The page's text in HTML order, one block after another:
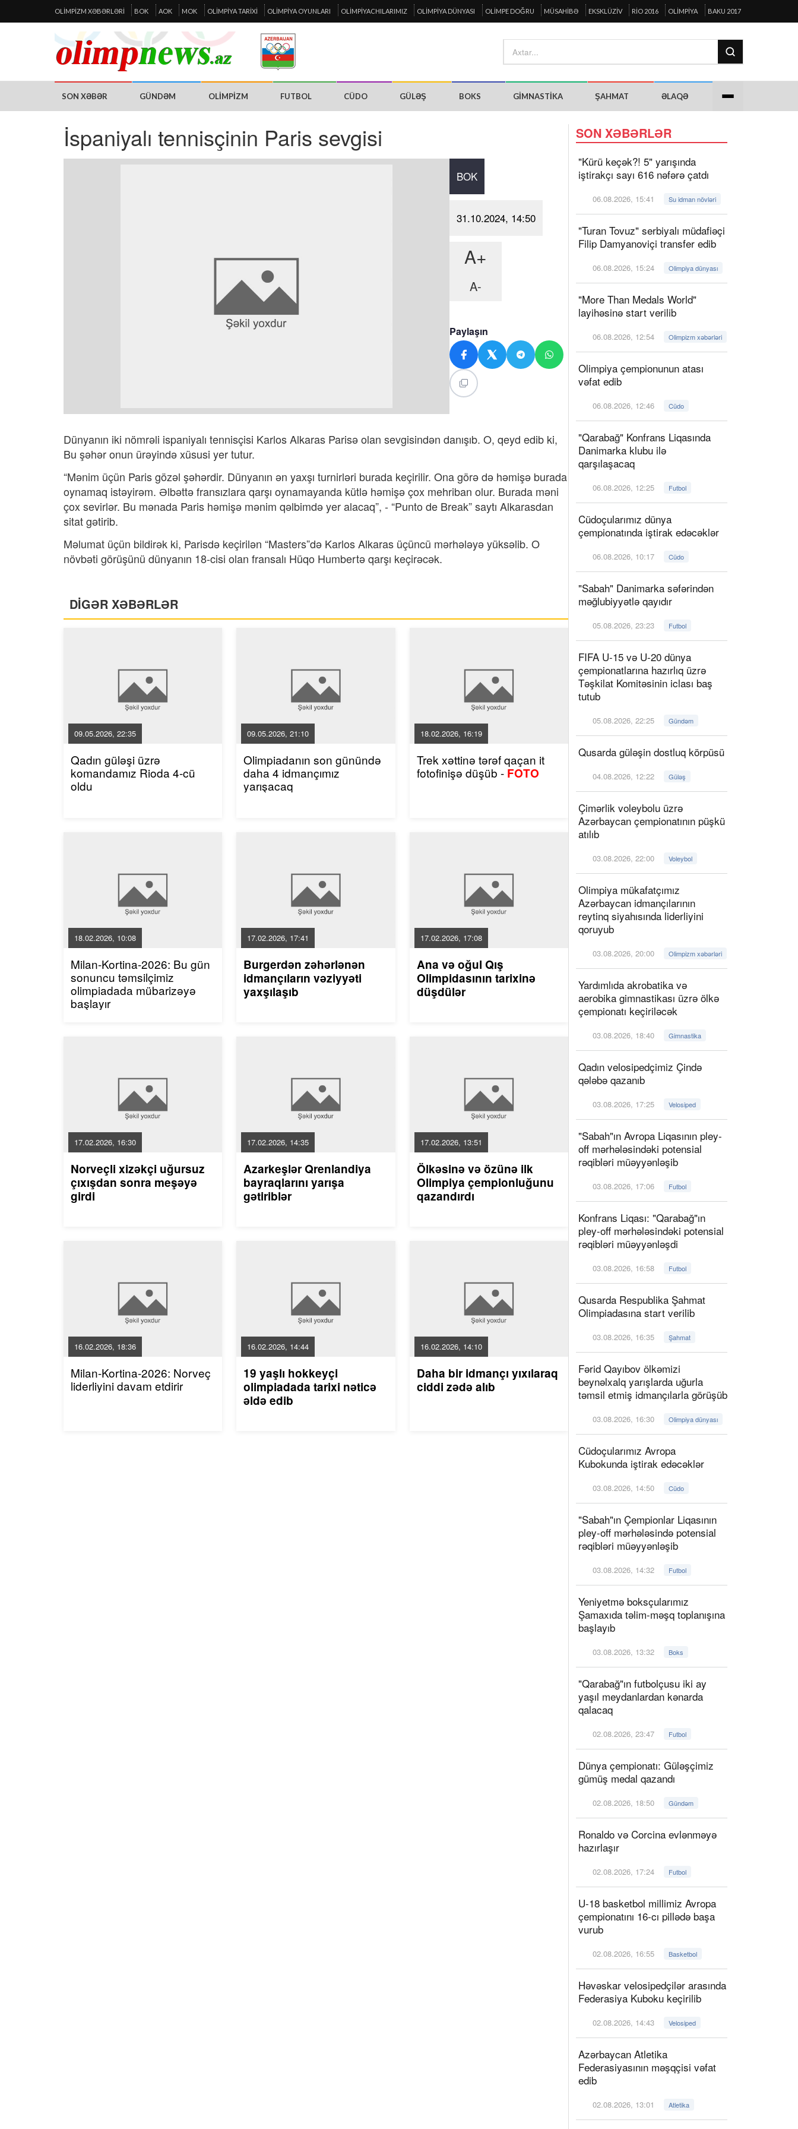
OLIMPIZM XƏBƏRLƏRI BOK AOK MOK OLIMPIYA TARIXI OLIMPIYA OYUNLARI OLIMPIYACHILARIMIZ OLIMPIYA DÜNYASI OLIMPE DOĞRU MÜSAHIBƏ EKSKLÜZIV RIO 2016 OLIMPIYA BAKU 2017
SON XƏBƏR GÜNDƏM OLIMPIZM FUTBOL CÜDO GÜLƏŞ BOKS GIMNASTIKA ŞAHMAT ƏLAQƏ
İspaniyalı tennisçinin Paris sevgisi
BOK
31.10.2024, 14:50
A+
A-
Paylaşın
Dünyanın iki nömrəli ispaniyalı tennisçisi Karlos Alkaras Parisə olan sevgisindən danışıb. O, qeyd edib ki,
Bu şəhər onun ürəyində xüsusi yer tutur.
“Mənim üçün Paris gözəl şəhərdir. Dünyanın ən yaxşı turnirləri burada keçirilir. Ona görə də həmişə burada
oynamaq istəyirəm. Əlbəttə fransızlara qarşı oynamayanda kütlə həmişə çox mehriban olur. Burada məni
çox sevirlər. Bu mənada Paris həmişə mənim qəlbimdə yer alacaq”, - “Punto de Break” saytı Alkarasdan
sitat gətirib.
Məlumat üçün bildirək ki, Parisdə keçirilən “Masters”də Karlos Alkaras üçüncü mərhələyə yüksəlib. O
növbəti görüşünü dünyanın 18-cisi olan fransalı Hüqo Humbertə qarşı keçirəcək.
DİGƏR XƏBƏRLƏR
09.05.2026, 22:35
Qadın güləşi üzrə
komandamız Rioda 4-cü
oldu
09.05.2026, 21:10
Olimpiadanın son günündə
daha 4 idmançımız
yarışacaq
18.02.2026, 16:19
Trek xəttinə tərəf qaçan it
fotofinişə düşüb - FOTO
18.02.2026, 10:08
Milan-Kortina-2026: Bu gün
sonuncu təmsilçimiz
olimpiadada mübarizəyə
başlayır
17.02.2026, 17:41
Burgerdən zəhərlənən
idmançıların vəziyyəti
yaxşılaşıb
17.02.2026, 17:08
Ana və oğul Qış
Olimpidasının tarixinə
düşdülər
17.02.2026, 16:30
Norveçli xizəkçi uğursuz
çıxışdan sonra meşəyə
girdi
17.02.2026, 14:35
Azarkeşlər Qrenlandiya
bayraqlarını yarışa
gətiriblər
17.02.2026, 13:51
Ölkəsinə və özünə ilk
Olimpiya çempionluğunu
qazandırdı
16.02.2026, 18:36
Milan-Kortina-2026: Norveç
liderliyini davam etdirir
16.02.2026, 14:44
19 yaşlı hokkeyçi
olimpiadada tarixi nəticə
əldə edib
16.02.2026, 14:10
Daha bir idmançı yıxılaraq
ciddi zədə alıb
SON XƏBƏRLƏR
"Kürü keçək?! 5" yarışında
iştirakçı sayı 616 nəfərə çatdı
06.08.2026, 15:41 Su idman növləri
"Turan Tovuz" serbiyalı müdafiəçi
Filip Damyanoviçi transfer edib
06.08.2026, 15:24 Olimpiya dünyası
"More Than Medals World"
layihəsinə start verilib
06.08.2026, 12:54 Olimpizm xəbərləri
Olimpiya çempionunun atası
vəfat edib
06.08.2026, 12:46 Cüdo
"Qarabağ" Konfrans Liqasında
Danimarka klubu ilə
qarşılaşacaq
06.08.2026, 12:25 Futbol
Cüdoçularımız dünya
çempionatında iştirak edəcəklər
06.08.2026, 10:17 Cüdo
"Sabah" Danimarka səfərindən
məğlubiyyətlə qayıdır
05.08.2026, 23:23 Futbol
FIFA U-15 və U-20 dünya
çempionatlarına hazırlıq üzrə
Təşkilat Komitəsinin iclası baş
tutub
05.08.2026, 22:25 Gündəm
Qusarda güləşin dostluq körpüsü
04.08.2026, 12:22 Güləş
Çimərlik voleybolu üzrə
Azərbaycan çempionatının püşkü
atılıb
03.08.2026, 22:00 Voleybol
Olimpiya mükafatçımız
Azərbaycan idmançılarının
reytinq siyahısında liderliyini
qoruyub
03.08.2026, 20:00 Olimpizm xəbərləri
Yardımlıda akrobatika və
aerobika gimnastikası üzrə ölkə
çempionatı keçiriləcək
03.08.2026, 18:40 Gimnastika
Qadın velosipedçimiz Çində
qələbə qazanıb
03.08.2026, 17:25 Velosiped
"Sabah"ın Avropa Liqasının pley-
off mərhələsindəki potensial
rəqibləri müəyyənləşib
03.08.2026, 17:06 Futbol
Konfrans Liqası: "Qarabağ"ın
pley-off mərhələsindəki potensial
rəqibləri müəyyənləşdi
03.08.2026, 16:58 Futbol
Qusarda Respublika Şahmat
Olimpiadasına start verilib
03.08.2026, 16:35 Şahmat
Fərid Qayıbov ölkəmizi
beynəlxalq yarışlarda uğurla
təmsil etmiş idmançılarla görüşüb
03.08.2026, 16:30 Olimpiya dünyası
Cüdoçularımız Avropa
Kubokunda iştirak edəcəklər
03.08.2026, 14:50 Cüdo
"Sabah"ın Çempionlar Liqasının
pley-off mərhələsində potensial
rəqibləri müəyyənləşib
03.08.2026, 14:32 Futbol
Yeniyetmə boksçularımız
Şamaxıda təlim-məşq toplanışına
başlayıb
03.08.2026, 13:32 Boks
"Qarabağ"ın futbolçusu iki ay
yaşıl meydanlardan kənarda
qalacaq
02.08.2026, 23:47 Futbol
Dünya çempionatı: Güləşçimiz
gümüş medal qazandı
02.08.2026, 18:50 Gündəm
Ronaldo və Corcina evlənməyə
hazırlaşır
02.08.2026, 17:24 Futbol
U-18 basketbol millimiz Avropa
çempionatını 16-cı pillədə başa
vurub
02.08.2026, 16:55 Basketbol
Həvəskar velosipedçilər arasında
Federasiya Kuboku keçirilib
02.08.2026, 14:43 Velosiped
Azərbaycan Atletika
Federasiyasının məşqçisi vəfat
edib
02.08.2026, 13:01 Atletika